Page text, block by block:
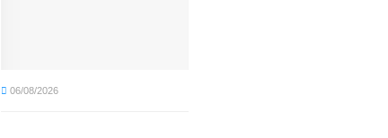
06/08/2026